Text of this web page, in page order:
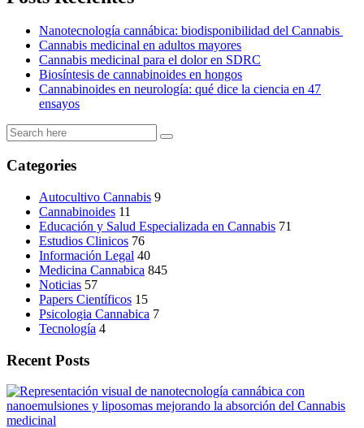
Nanotecnología cannábica: biodisponibilidad del Cannabis
Cannabis medicinal en adultos mayores
Cannabis medicinal para el dolor en SDRC
Biosíntesis de cannabinoides en hongos
Cannabinoides en neurología: qué dice la ciencia en 47
ensayos
Categories
Autocultivo Cannabis 9
Cannabinoides 11
Educación y Salud Especializada en Cannabis 71
Estudios Clinicos 76
Información Legal 40
Medicina Cannabica 845
Noticias 57
Papers Científicos 15
Psicologia Cannabica 7
Tecnología 4
Recent Posts